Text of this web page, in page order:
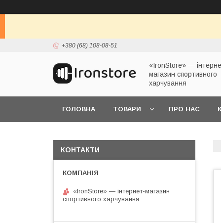
+380 (68) 108-08-51
«IronStore» —
магазин спортивного
харчування
ГОЛОВНА ТОВАРИ ПРО НАС
КОНТАКТИ
«IronStore» — інтернет-магазин
спортивного харчування